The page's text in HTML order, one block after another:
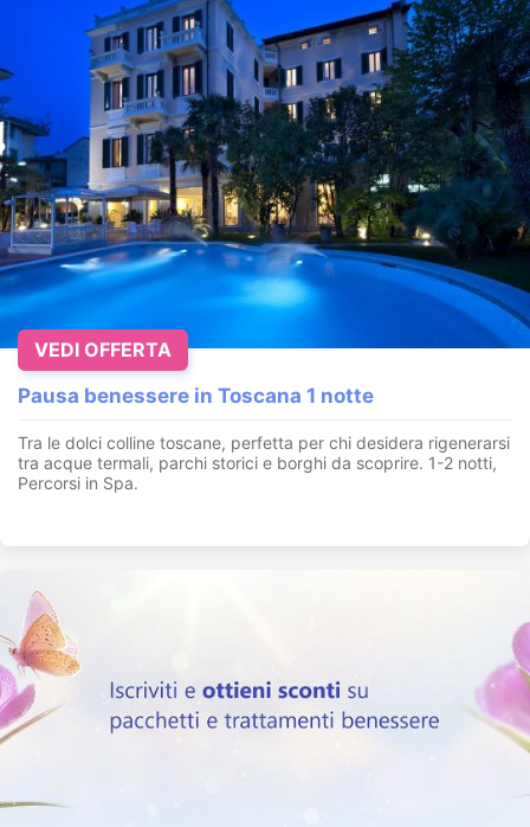
Pausa benessere in Toscana 1 notte
Tra le dolci colline toscane, perfetta per chi desidera rigenerarsi
tra acque termali, parchi storici e borghi da scoprire. 1-2 notti,
Percorsi in Spa.
VEDI OFFERTA